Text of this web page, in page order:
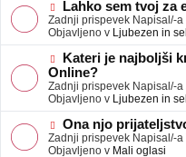
v
e
o
b
j
a
v
e
N
o
v
e
o
b
j
a
v
e
Lahko sem tvoj za
Zadnji prispevek Napisal/-a
Objavljeno v Ljubezen in
N
o
v
e
o
b
j
a
Kateri je najboljši
Online?
Zadnji prispevek Napisal/-a
Objavljeno v Ljubezen in
N
o
v
Ona njo
Zadnji prispevek Napisal/-a
Objavljeno v Mali oglasi